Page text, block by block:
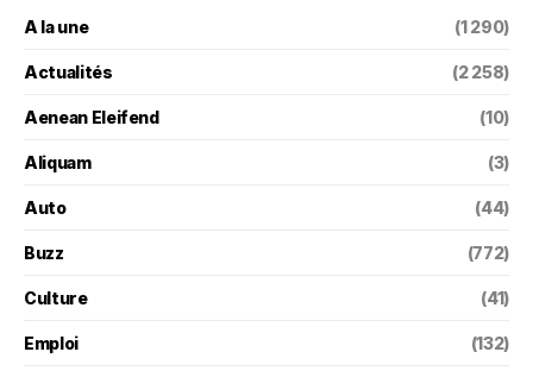
A la une (1 290)
Actualités (2 258)
Aenean Eleifend (10)
Aliquam (3)
Auto (44)
Buzz (772)
Culture (41)
Emploi (132)